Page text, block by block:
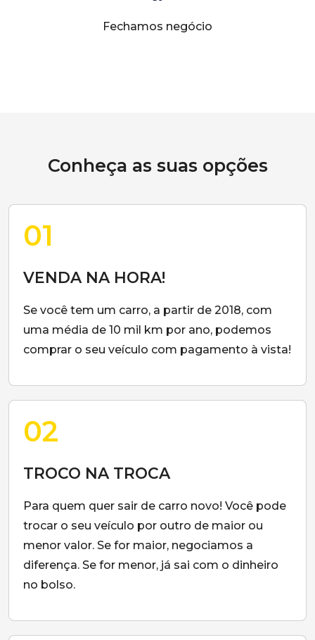
Fechamos negócio
Conheça as suas opções
01
VENDA NA HORA!
Se você tem um carro, a partir de 2018, com
uma média de 10 mil km por ano, podemos
comprar o seu veículo com pagamento à vista!
02
TROCO NA TROCA
Para quem quer sair de carro novo! Você pode
trocar o seu veículo por outro de maior ou
menor valor. Se for maior, negociamos a
diferença. Se for menor, já sai com o dinheiro
no bolso.